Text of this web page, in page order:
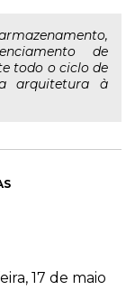
de
todo o ciclo de
arquitetura à
17 de maio